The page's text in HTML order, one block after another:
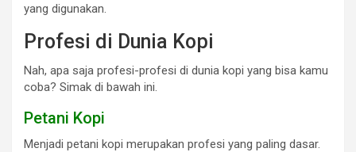
yang digunakan.
Profesi di Dunia Kopi
Nah, apa saja profesi-profesi di dunia kopi yang bisa kamu
coba? Simak di bawah ini.
Petani Kopi
Menjadi petani kopi merupakan profesi yang paling dasar.